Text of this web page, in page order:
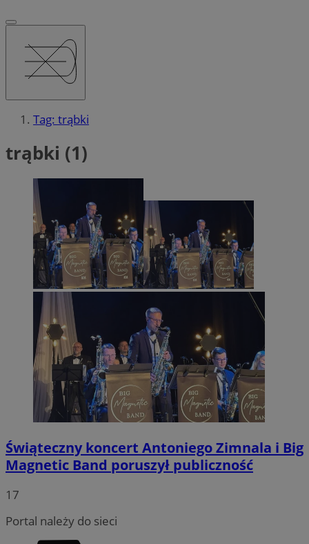
Tag: trąbki
trąbki (1)
Świąteczny koncert Antoniego Zimnala i Big
Magnetic Band poruszył publiczność
17
Portal należy do sieci